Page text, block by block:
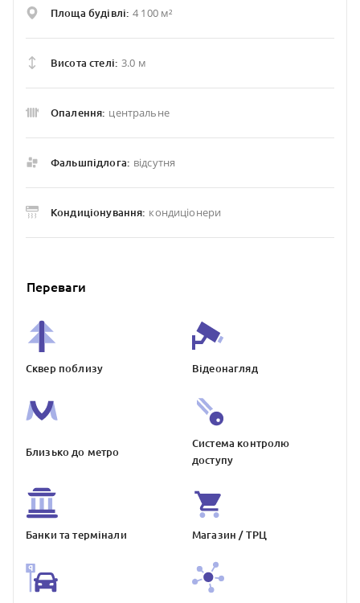
Площа будівлі: 4 100 м²
Висота стелі: 3.0 м
Опалення: центральне
Фальшпідлога: відсутня
Кондиціонування: кондиціонери
Переваги
Сквер поблизу Відеонагляд
Близько до метро
Система контролю
доступу
Банки та термiнали Магазин / ТРЦ